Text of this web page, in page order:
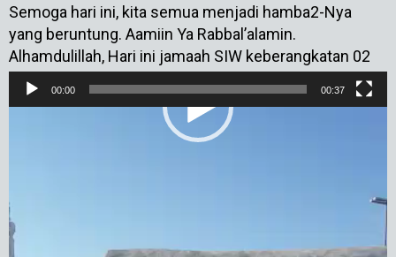
Semoga hari ini, kita semua menjadi hamba2-Nya
yang beruntung. Aamiin Ya Rabbal’alamin.
Alhamdulillah, Hari ini jamaah SIW keberangkatan 02
November 2018
00:00 00:37
melakukan city tour Madinah dan sekarang kami
sedang menziarahi Mesjid Sab’ah.
(Masjid Tujuh) ini merupakan pos-pos penjagaan
ketika terjadi perang Khandaq pada bulan Syawal
tahun ke-5 Hijriyah atau 5 tahun